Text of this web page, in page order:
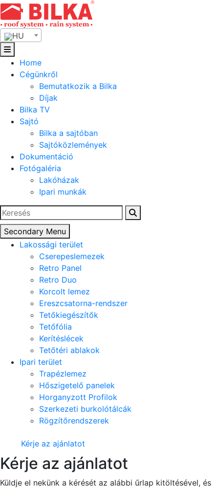
Skip
to
content
HU
Home
Cégünkről
Bemutatkozik a Bilka
Díjak
Bilka TV
Sajtó
Bilka a sajtóban
Sajtóközlemények
Dokumentáció
Fotógaléria
Lakóházak
Ipari munkák
Keresés:
Secondary Menu
Lakossági terület
Cserepeslemezek
Retro Panel
Retro Duo
Korcolt lemez
Ereszcsatorna-rendszer
Tetőkiegészítők
Tetőfólia
Kerítéslécek
Tetőtéri ablakok
Ipari terület
Trapézlemez
Hőszigetelő panelek
Horganyzott Profilok
Szerkezeti burkolótálcák
Rögzítőrendszerek
Kérje az ajánlatot
Kérje az ajánlatot
Küldje el nekünk a kérését az alábbi űrlap kitöltésével, és